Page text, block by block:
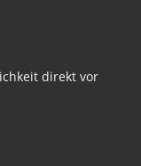
direkt vor